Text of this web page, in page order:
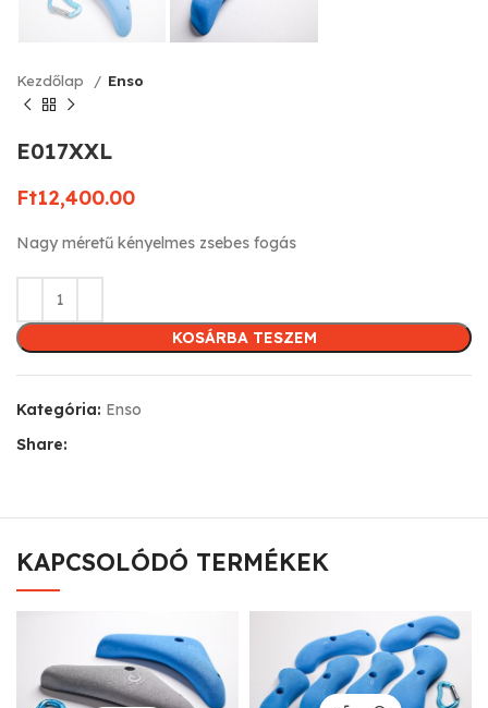
Kezdőlap Enso
E017XXL
Ft12,400.00
Nagy méretű kényelmes zsebes fogás
KOSÁRBA TESZEM
Kategória: Enso
Share:
KAPCSOLÓDÓ TERMÉKEK